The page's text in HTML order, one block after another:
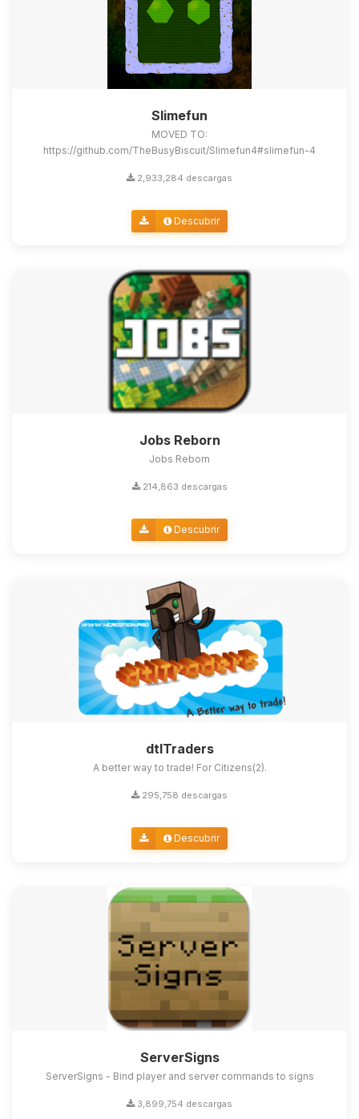
Slimefun
MOVED TO:
https://github.com/TheBusyBiscuit/Slimefun4#slimefun-4
2,933,284 descargas
Descubrir
Jobs Reborn
Jobs Reborn
214,863 descargas
Descubrir
dtlTraders
A better way to trade! For Citizens(2).
295,758 descargas
Descubrir
ServerSigns
ServerSigns - Bind player and server commands to signs
3,899,754 descargas